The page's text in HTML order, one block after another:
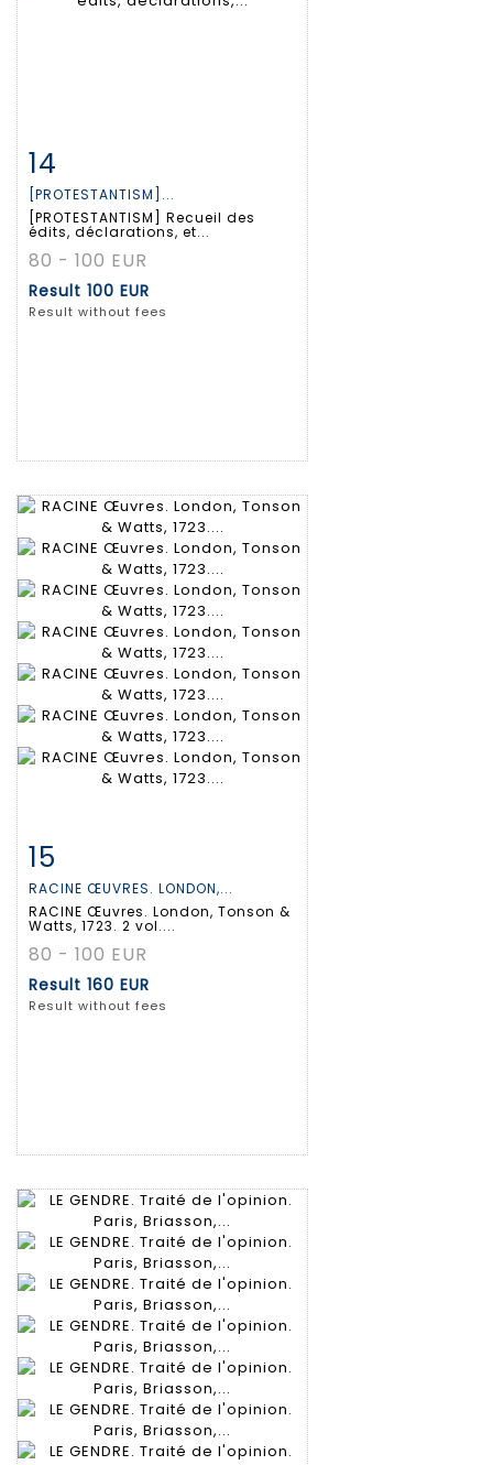
Item detail
14
[PROTESTANTISM]...
[PROTESTANTISM] Recueil des
édits, déclarations, et...
80 - 100 EUR
Result 100 EUR
Result without fees
Item detail
15
RACINE ŒUVRES. LONDON,...
RACINE Œuvres. London, Tonson &
Watts, 1723. 2 vol....
80 - 100 EUR
Result 160 EUR
Result without fees